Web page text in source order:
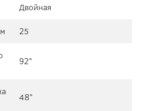
Двойная
25
92°
48°